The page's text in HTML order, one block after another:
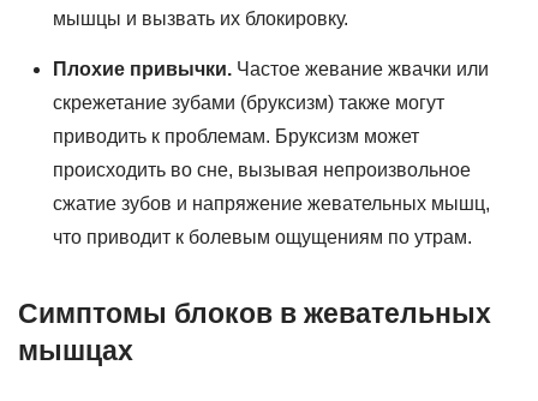
мышцы и вызвать их блокировку.
Плохие привычки.Частое жевание жвачки или
скрежетание зубами (бруксизм) также могут
приводить к проблемам. Бруксизм может
происходить во сне, вызывая непроизвольное
сжатие зубов и напряжение жевательных мышц,
что приводит к болевым ощущениям по утрам.
Симптомы блоков в жевательных
мышцах